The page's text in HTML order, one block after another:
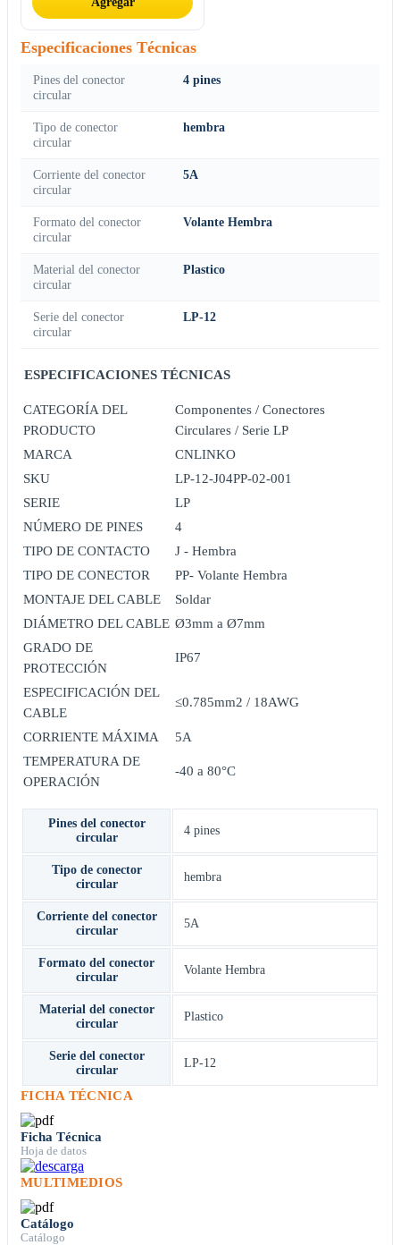
Especificaciones Técnicas
Pines del conector
circular
4 pines
Tipo de conector
circular
hembra
Corriente del conector
circular
5A
Formato del conector
circular
Volante Hembra
Material del conector
circular
Plastico
Serie del conector
circular
LP-12
ESPECIFICACIONES TÉCNICAS
CATEGORÍA DEL
PRODUCTO
Componentes / Conectores
Circulares / Serie LP
MARCA
CNLINKO
SKU
LP-12-J04PP-02-001
SERIE
LP
NÚMERO DE PINES
4
TIPO DE CONTACTO
J - Hembra
TIPO DE CONECTOR
PP- Volante Hembra
MONTAJE DEL CABLE
Soldar
DIÁMETRO DEL CABLE Ø3mm a Ø7mm
GRADO DE
PROTECCIÓN
IP67
ESPECIFICACIÓN DEL
CABLE
≤0.785mm2 / 18AWG
CORRIENTE MÁXIMA
5A
TEMPERATURA DE
OPERACIÓN
-40 a 80°C
Pines del conector
circular
4 pines
Tipo de conector
circular
hembra
Corriente del conector
circular
5A
Formato del conector
circular
Volante Hembra
Material del conector
circular
Plastico
Serie del conector
circular
LP-12
FICHA TÉCNICA
Ficha Técnica
Hoja de datos
MULTIMEDIOS
Catálogo
Catálogo